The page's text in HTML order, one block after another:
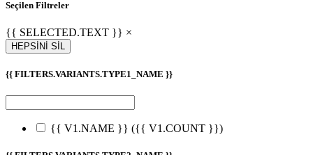
Seçilen Filtreler
{{ SELECTED.TEXT }} ×
HEPSİNİ SİL
{{ FILTERS.VARIANTS.TYPE1_NAME }}
{{ V1.NAME }} ({{ V1.COUNT }})